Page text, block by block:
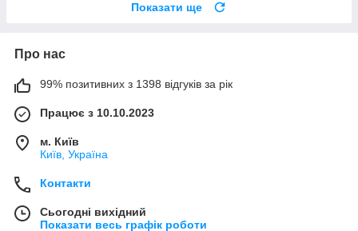
Показати ще
Про нас
99% позитивних з 1398 відгуків за рік
Працює з 10.10.2023
м. Київ
Київ, Україна
Контакти
Сьогодні вихідний
Показати весь графік роботи